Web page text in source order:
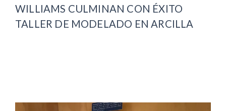
WILLIAMS CULMINAN CON ÉXITO
TALLER DE MODELADO EN ARCILLA